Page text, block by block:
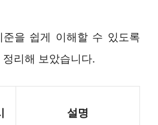
을 쉽게 이해할 수 있도록
리해 보았습니다.
설명